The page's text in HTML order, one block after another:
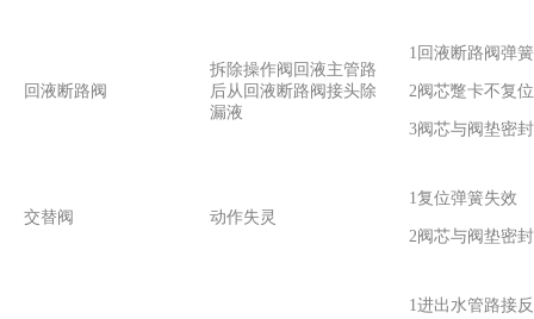
回液断路阀
拆除操作阀回液主管路
后从回液断路阀接头除
漏液
1回液断路阀弹
2阀芯蹩卡不复位
3阀芯与阀垫密
交替阀 动作失灵
1复位弹簧失效
2阀芯与阀垫密
1进出水管路接反